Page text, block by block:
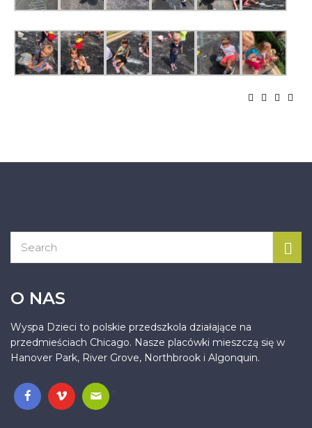
O NAS
Wyspa Dzieci to polskie przedszkola działające na
przedmieściach Chicago. Nasze placówki mieszczą się w
Hanover Park, River Grove, Northbrook i Algonquin.
.